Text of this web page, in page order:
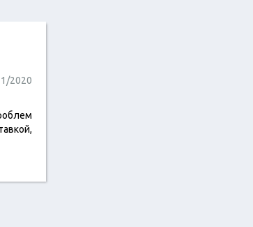
2020